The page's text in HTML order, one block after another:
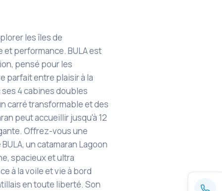
les îles de
performance. BULA est
pensé pour les
parfait entre plaisir à la
4 cabines doubles
carré transformable et des
peut accueillir jusqu'à 12
Offrez-vous une
un catamaran Lagoon
spacieux et ultra
à la voile et vie à bord
en toute liberté. Son